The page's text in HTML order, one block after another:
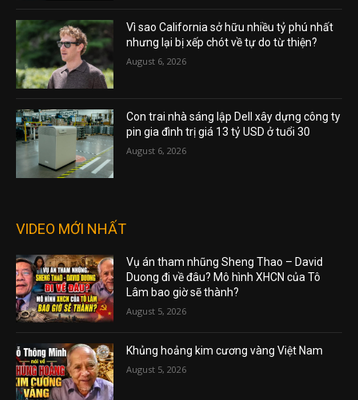
Vì sao California sở hữu nhiều tỷ phú nhất
nhưng lại bị xếp chót về tự do từ thiện?
August 6, 2026
Con trai nhà sáng lập Dell xây dựng công ty
pin gia đình trị giá 13 tỷ USD ở tuổi 30
August 6, 2026
VIDEO MỚI NHẤT
Vụ án tham nhũng Sheng Thao – David
Duong đi về đâu? Mô hình XHCN của Tô
Lâm bao giờ sẽ thành?
August 5, 2026
Khủng hoảng kim cương vàng Việt Nam
August 5, 2026